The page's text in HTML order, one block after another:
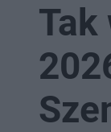
Tak